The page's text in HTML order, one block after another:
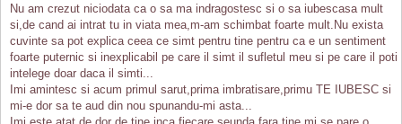
Nu am crezut niciodata ca o sa ma indragostesc si o sa iubescasa mult
si,de cand ai intrat tu in viata mea,m-am schimbat foarte mult.Nu exista
cuvinte sa pot explica ceea ce simt pentru tine pentru ca e un sentiment
foarte puternic si inexplicabil pe care il simt il sufletul meu si pe care il poti
intelege doar daca il simti...
Imi amintesc si acum primul sarut,prima imbratisare,primu TE IUBESC si
mi-e dor sa te aud din nou spunandu-mi asta...